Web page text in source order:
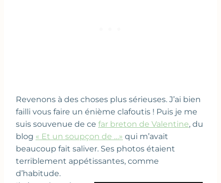
Revenons à des choses plus sérieuses. J’ai bien
failli vous faire un énième clafoutis ! Puis je me
suis souvenue de ce far breton de Valentine, du
blog « Et un soupçon de …» qui m’avait
beaucoup fait saliver. Ses photos étaient
terriblement appétissantes, comme
d’habitude.